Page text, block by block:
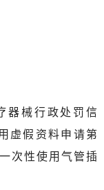
器械行政处罚信
虚假资料申请第
次性使用气管插